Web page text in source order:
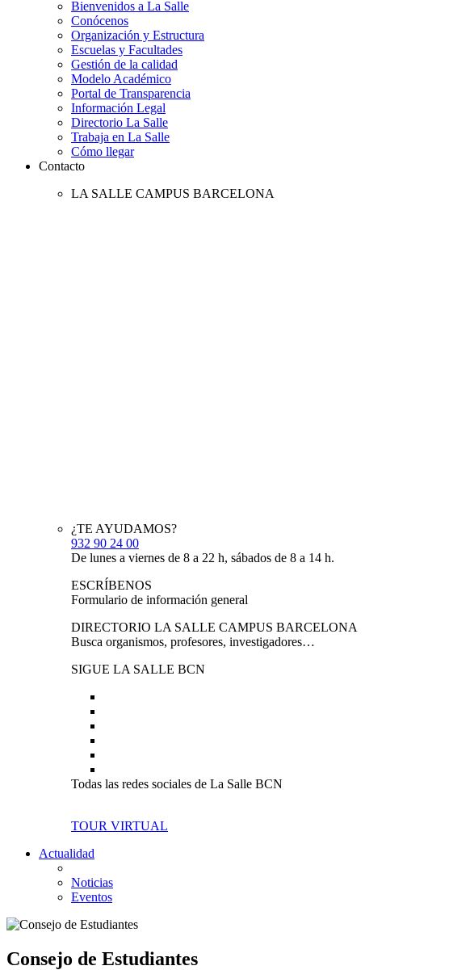
Bienvenidos a La Salle
Conócenos
Organización y Estructura
Escuelas y Facultades
Gestión de la calidad
Modelo Académico
Portal de Transparencia
Información Legal
Directorio La Salle
Trabaja en La Salle
Cómo llegar
Contacto
LA SALLE CAMPUS BARCELONA
¿TE AYUDAMOS?
932 90 24 00
De lunes a viernes de 8 a 22 h, sábados de 8 a 14 h.
ESCRÍBENOS
Formulario de información general
DIRECTORIO LA SALLE CAMPUS BARCELONA
Busca organismos, profesores, investigadores…
SIGUE LA SALLE BCN
Todas las redes sociales de La Salle BCN
TOUR VIRTUAL
Actualidad
Noticias
Eventos
Consejo de Estudiantes